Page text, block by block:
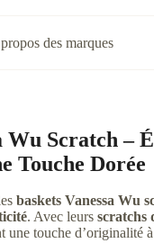
des marques
Wu Scratch –
Touche Dorée
baskets Vanessa Wu
. Avec leurs scratchs
une touche d’originalité